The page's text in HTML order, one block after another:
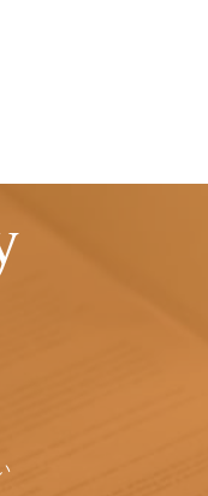
付けま
関する情
予めご了